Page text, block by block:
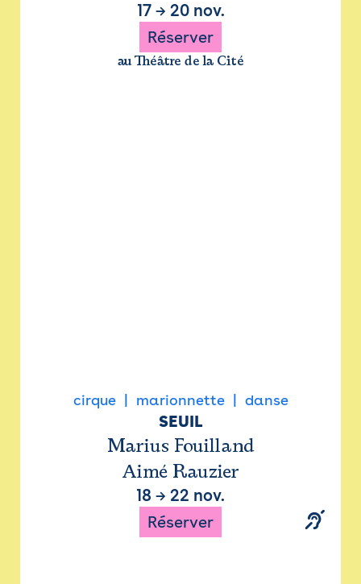
17→ 20 nov.
Réserver
au Théâtre de la Cité
cirque marionnette danse
SEUIL
Marius Fouilland
Aimé Rauzier
18 → 22 nov.
Réserver